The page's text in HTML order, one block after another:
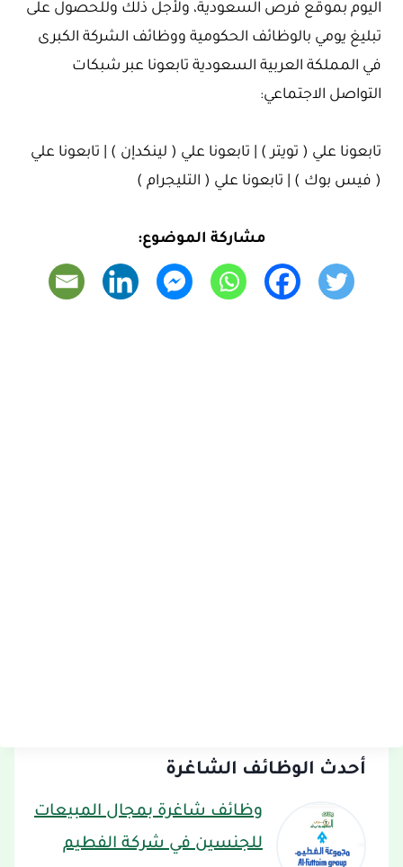
اليوم بموقع فرص السعودية، ولأجل ذلك وللحصول على
تبليغ يومي بالوظائف الحكومية ووظائف الشركة الكبرى
في المملكة العربية السعودية تابعونا عبر شبكات
التواصل الاجتماعي:
تابعونا علي ( تويتر ) | تابعونا علي ( لينكدإن ) | تابعونا علي
( فيس بوك ) | تابعونا علي ( التليجرام )
مشاركة الموضوع:
أحدث الوظائف الشاغرة
وظائف شاغرة بمجال المبيعات
للجنسين في شركة الفطيم